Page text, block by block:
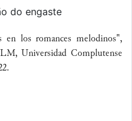
do engaste
en los romances melodinos",
Universidad Complutense